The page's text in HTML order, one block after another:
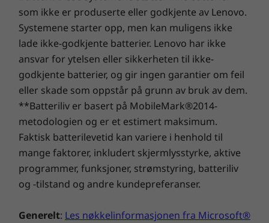
Gjør samarbeid inkluderende og enkelt
Gjør samarbeid
inkluderende og
enkelt
Forvandle møtene med ThinkSmart Tiny Kit –
der inkludering møter innovasjon. Våre
sertifiserte og strengt testede enheter skalerer
opp møterommene uten å møte på
utfordringer. Gi nytt liv til små møterom som
har vært lite brukt, med moderne
Sikkerhet
Kensington MiniSaver Security Slot™
Vekt
Vekt starter fra 753,8 g
Spesifikasjoner kan variere avhengig av region/modell.
Tilleggsinformasjon
Forhåndsinstallert programvare
ThinkSmart Manager
som ikke er produserte eller godkjente av Lenovo.
Systemene starter opp, men kan muligens ikke
lade ikke-godkjente batterier. Lenovo har ikke
ansvar for ytelsen eller sikkerheten til ikke-
godkjente batterier, og gir ingen garantier om feil
eller skade som oppstår på grunn av bruk av dem.
**Batteriliv er basert på MobileMark®2014-
metodologien og er et estimert maksimum.
Faktisk batterilevetid kan variere i henhold til
mange faktorer, inkludert skjermlysstyrke, aktive
programmer, funksjoner, strømstyring, batteriliv
og -tilstand og andre kundepreferanser.
Generelt: Les nøkkelinformasjonen fra Microsoft®